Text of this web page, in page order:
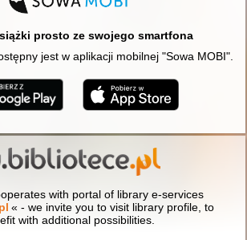
prosto ze swojego smartfona
jest w aplikacji mobilnej "Sowa MOBI".
with portal of library e-services
« - we invite you to visit library profile, to
with additional possibilities.